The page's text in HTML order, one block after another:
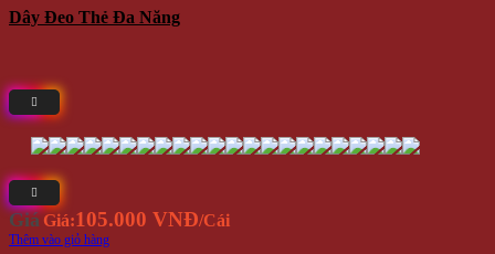
Dây Đeo Thẻ Đa Năng
Giá Giá:105.000 VNĐ/Cái
Thêm vào giỏ hàng